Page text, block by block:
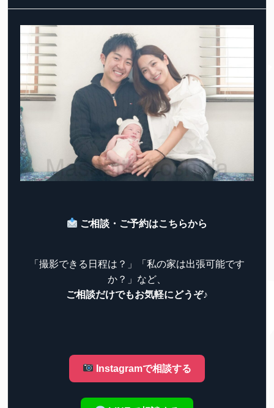
ご相談・ご予約はこちらから
「撮影できる日程は？」「私の家は出張可能です
か？」など、
ご相談だけでもお気軽にどうぞ♪
Instagramで相談する